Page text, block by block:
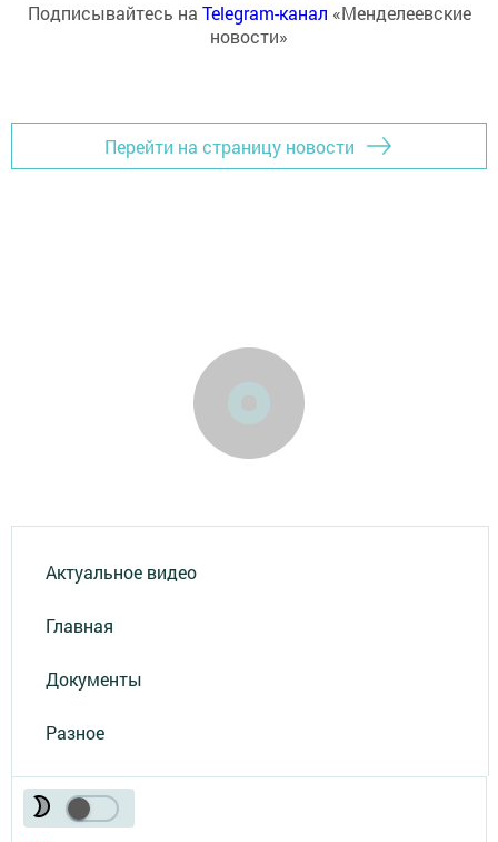
Подписывайтесь на Telegram-канал «Менделеевские
новости»
Перейти на страницу новости
Актуальное видео
Главная
Документы
Разное